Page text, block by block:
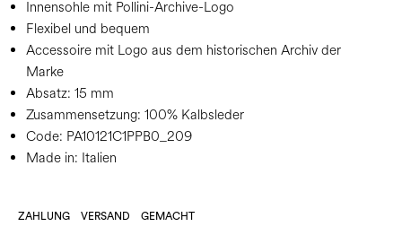
Innensohle mit Pollini-Archive-Logo
Flexibel und bequem
Accessoire mit Logo aus dem historischen Archiv der
Marke
Absatz: 15 mm
Zusammensetzung: 100% Kalbsleder
Code: PA10121C1PPB0_209
Made in: Italien
ZAHLUNG VERSAND GEMACHT